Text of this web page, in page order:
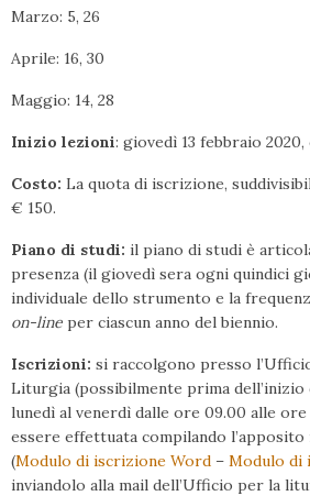
Marzo: 5, 26
Aprile: 16, 30
Maggio: 14, 28
Inizio lezioni: giovedì 13 febbraio 2020,
Costo: La quota di iscrizione,
€ 150.
Piano di studi: il piano di studi è
presenza (il giovedì sera ogni quindici
individuale dello strumento e la
on-line per ciascun anno del biennio.
Iscrizioni: si raccolgono presso
Liturgia (possibilmente prima
lunedì al venerdì dalle ore 09.00 alle ore
essere effettuata compilando
(Modulo di iscrizione Word – Modulo di
inviandolo alla mail dell’Ufficio per la